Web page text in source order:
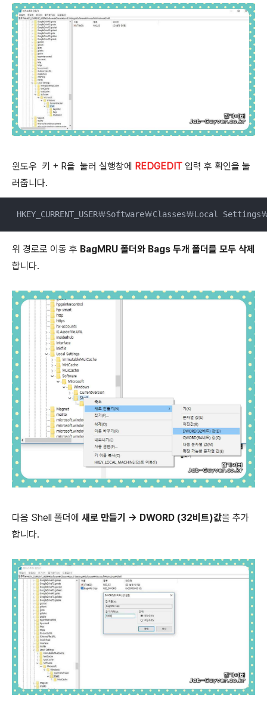
윈도우 키 + R을 눌러 실행창에 REDGEDIT 입력 후 확인을 눌
러줍니다.
HKEY_CURRENT_USER￦Software￦Classes￦Local
위 경로로 이동 후 BagMRU 폴더와 Bags 두개 폴더를 모두 삭제
합니다.
다음 Shell 폴더에 새로 만들기 -> DWORD (32비트)값을 추가
합니다.